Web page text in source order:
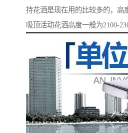
持花洒是现在用的比较多的，高
吸顶活动花洒高度一般为2100-